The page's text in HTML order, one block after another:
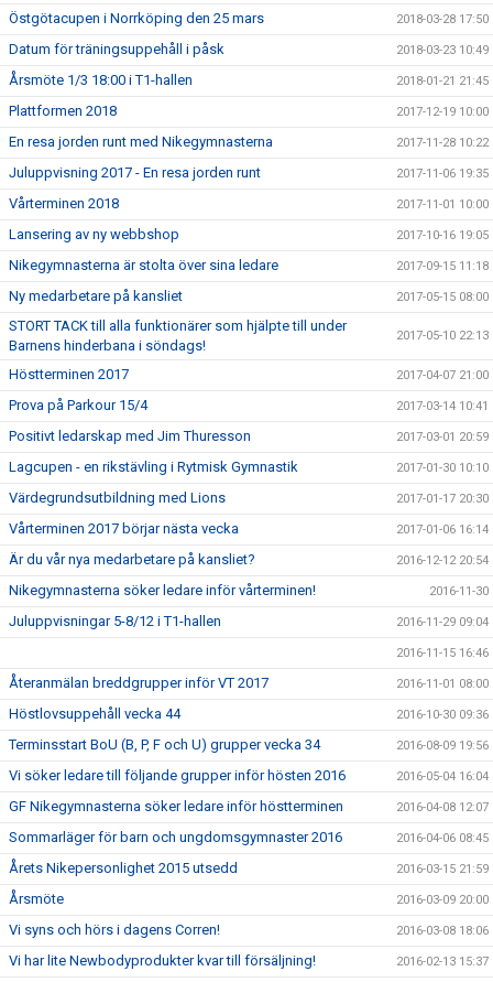
Östgötacupen i Norrköping den 25 mars 2018-03-28 17:50
Datum för träningsuppehåll i påsk 2018-03-23 10:49
Årsmöte 1/3 18:00 i T1-hallen 2018-01-21 21:45
Plattformen 2018 2017-12-19 10:00
En resa jorden runt med Nikegymnasterna 2017-11-28 10:22
Juluppvisning 2017 - En resa jorden runt 2017-11-06 19:35
Vårterminen 2018 2017-11-01 10:00
Lansering av ny webbshop 2017-10-16 19:05
Nikegymnasterna är stolta över sina ledare 2017-09-15 11:18
Ny medarbetare på kansliet 2017-05-15 08:00
STORT TACK till alla funktionärer som hjälpte till under
Barnens hinderbana i söndags!
2017-05-10 22:13
Höstterminen 2017 2017-04-07 21:00
Prova på Parkour 15/4 2017-03-14 10:41
Positivt ledarskap med Jim Thuresson 2017-03-01 20:59
Lagcupen - en rikstävling i Rytmisk Gymnastik 2017-01-30 10:10
Värdegrundsutbildning med Lions 2017-01-17 20:30
Vårterminen 2017 börjar nästa vecka 2017-01-06 16:14
Är du vår nya medarbetare på kansliet? 2016-12-12 20:54
Nikegymnasterna söker ledare inför vårterminen! 2016-11-30
Juluppvisningar 5-8/12 i T1-hallen 2016-11-29 09:04
2016-11-15 16:46
Återanmälan breddgrupper inför VT 2017 2016-11-01 08:00
Höstlovsuppehåll vecka 44 2016-10-30 09:36
Terminsstart BoU (B, P, F och U) grupper vecka 34 2016-08-09 19:56
Vi söker ledare till följande grupper inför hösten 2016 2016-05-04 16:04
GF Nikegymnasterna söker ledare inför höstterminen 2016-04-08 12:07
Sommarläger för barn och ungdomsgymnaster 2016 2016-04-06 08:45
Årets Nikepersonlighet 2015 utsedd 2016-03-15 21:59
Årsmöte 2016-03-09 20:00
Vi syns och hörs i dagens Corren! 2016-03-08 18:06
Vi har lite Newbodyprodukter kvar till försäljning! 2016-02-13 15:37